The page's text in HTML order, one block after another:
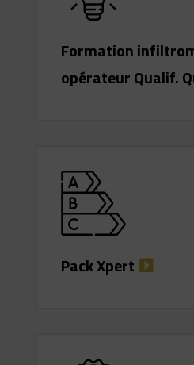
Formation
opérateur Qualif.
Pack Xpert